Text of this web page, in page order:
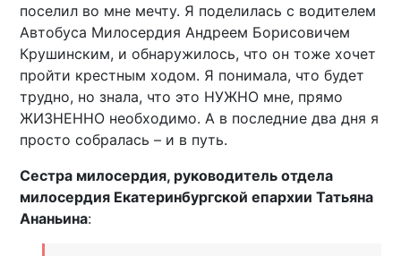
поселил во мне мечту. Я поделилась с водителем
Автобуса Милосердия Андреем Борисовичем
Крушинским, и обнаружилось, что он тоже хочет
пройти крестным ходом. Я понимала, что будет
трудно, но знала, что это НУЖНО мне, прямо
ЖИЗНЕННО необходимо. А в последние два дня я
просто собралась – и в путь.
Сестра милосердия, руководитель отдела
милосердия Екатеринбургской епархии Татьяна
Ананьина: